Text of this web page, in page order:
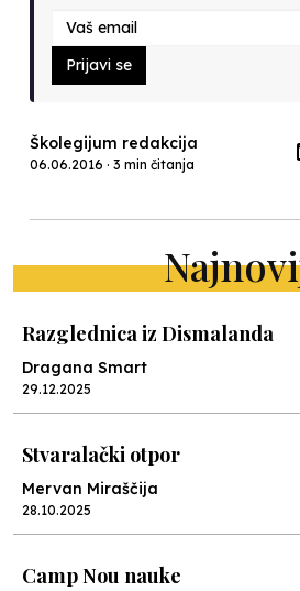
Prijavi se
Školegijum redakcija
06.06.2016 · 3 min čitanja
Razglednica iz Dismalanda
Dragana Smart
29.12.2025
Stvaralački otpor
Mervan Miraščija
28.10.2025
Camp Nou nauke